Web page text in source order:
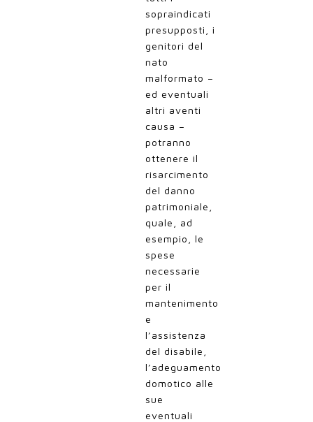
sopraindicati
presupposti, i
genitori del
nato
malformato –
ed eventuali
altri aventi
causa –
potranno
ottenere il
risarcimento
del danno
patrimoniale,
quale, ad
esempio, le
spese
necessarie
per il
mantenimento
e
l’assistenza
del disabile,
l’adeguamento
domotico alle
sue
eventuali